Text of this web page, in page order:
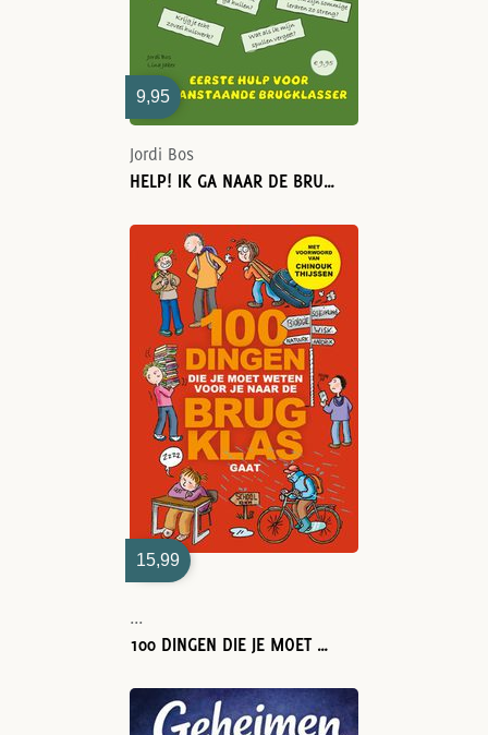
9,95
Jordi Bos
HELP! IK GA NAAR DE BRUGKLAS!
15,99
...
100 DINGEN DIE JE MOET WETEN VOOR JE NAAR DE BRUGKLAS GAAT